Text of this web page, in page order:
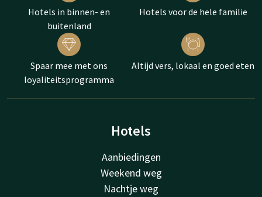
Hotels in binnen- en
buitenland
Hotels voor de hele familie
Spaar mee met ons
loyaliteitsprogramma
Altijd vers, lokaal en goed eten
Hotels
Aanbiedingen
Weekend weg
Nachtje weg